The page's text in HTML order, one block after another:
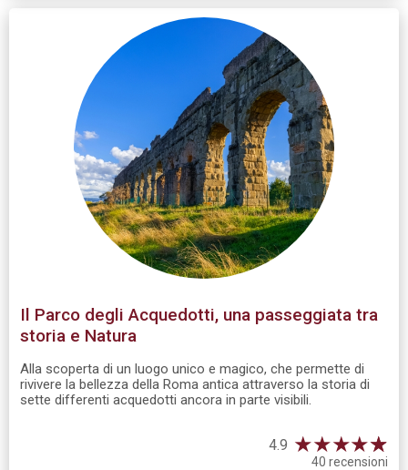
Il Parco degli Acquedotti, una passeggiata tra
storia e Natura
Alla scoperta di un luogo unico e magico, che permette di
rivivere la bellezza della Roma antica attraverso la storia di
sette differenti acquedotti ancora in parte visibili.
4.9 ★★★★☆
★
40 recensioni